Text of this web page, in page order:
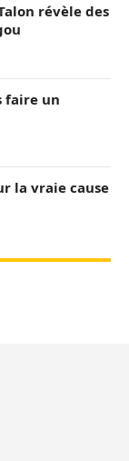
révèle des
faire un
la vraie cause